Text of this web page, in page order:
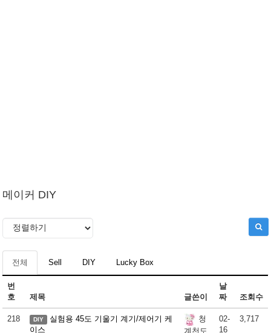
메이커 DIY
전체 Sell DIY Lucky Box
번
호
제목 글쓴이
날
짜
조회수
218 DIY
실험용 45도 기울기 계기/제어기 케
이스
청
계천도
02-
16
3,717